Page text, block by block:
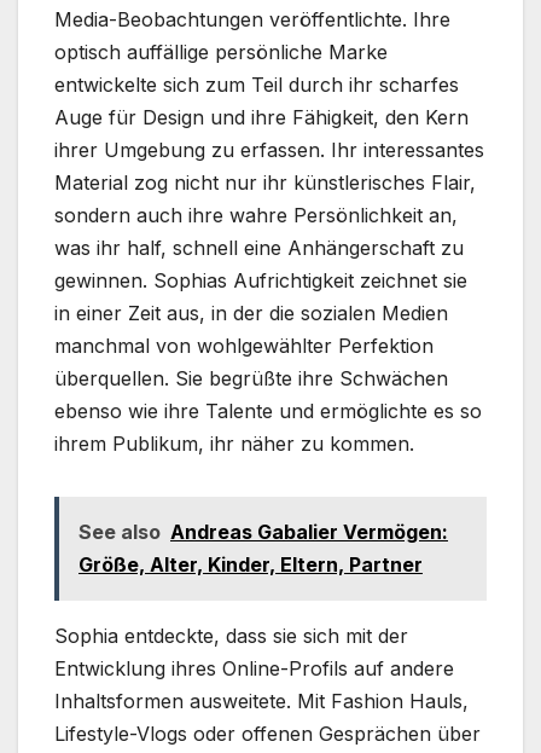
Media-Beobachtungen veröffentlichte. Ihre
optisch auffällige persönliche Marke
entwickelte sich zum Teil durch ihr scharfes
Auge für Design und ihre Fähigkeit, den Kern
ihrer Umgebung zu erfassen. Ihr interessantes
Material zog nicht nur ihr künstlerisches Flair,
sondern auch ihre wahre Persönlichkeit an,
was ihr half, schnell eine Anhängerschaft zu
gewinnen. Sophias Aufrichtigkeit zeichnet sie
in einer Zeit aus, in der die sozialen Medien
manchmal von wohlgewählter Perfektion
überquellen. Sie begrüßte ihre Schwächen
ebenso wie ihre Talente und ermöglichte es so
ihrem Publikum, ihr näher zu kommen.
See also Andreas Gabalier Vermögen:
Größe, Alter, Kinder, Eltern, Partner
Sophia entdeckte, dass sie sich mit der
Entwicklung ihres Online-Profils auf andere
Inhaltsformen ausweitete. Mit Fashion Hauls,
Lifestyle-Vlogs oder offenen Gesprächen über